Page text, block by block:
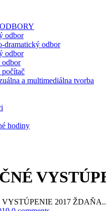
odbor
dramatický odbor
odbor
odbor
počítač
a multimediálna tvorba
hodiny
2017